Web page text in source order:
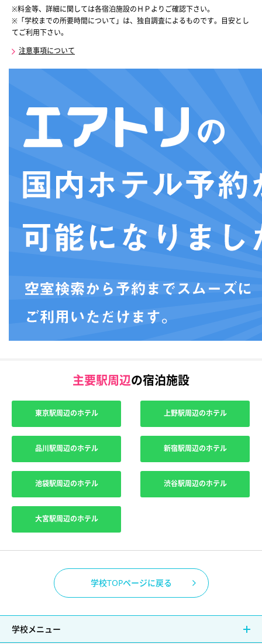
※料金等、詳細に関しては各宿泊施設のＨＰよりご確認下さい。
※「学校までの所要時間について」は、独自調査によるものです。目安とし
てご利用下さい。
注意事項について
主要駅周辺の宿泊施設
東京駅周辺のホテル 上野駅周辺のホテル
品川駅周辺のホテル 新宿駅周辺のホテル
池袋駅周辺のホテル 渋谷駅周辺のホテル
大宮駅周辺のホテル
学校TOPページに戻る
学校メニュー